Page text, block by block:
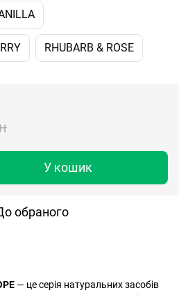
RHUBARB & ROSE
У кошик
обраного
— це серія натуральних засобів